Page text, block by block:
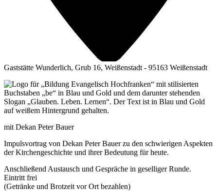
Gaststätte Wunderlich, Grub 16, Weißenstadt - 95163 Weißenstadt
mit Dekan Peter Bauer
Impuls­vor­trag von Dekan Peter Bau­er zu den schwie­ri­gen Aspek­ten
der Kir­chen­ge­schich­te und ihrer Bedeu­tung für heute.
Anschlie­ßend Aus­tausch und Gesprä­che in gesel­li­ger Run­de.
Ein­tritt frei
(Geträn­ke und Brot­zeit vor Ort bezahlen)